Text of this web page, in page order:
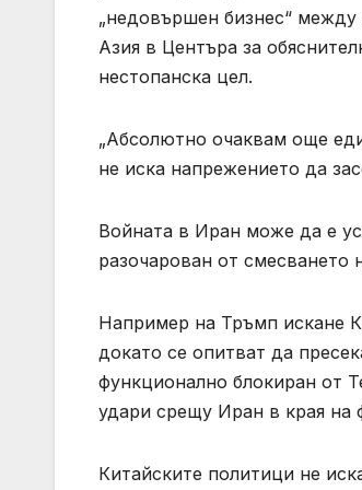
„недовършен бизнес“
Азия в Центъра за
нестопанска цел.
„Абсолютно очаквам още
не иска напрежението да
Войната в Иран може да е
разочарован от смесването
Например на Тръмп искане
докато се опитват да
функционално блокиран от
удари срещу Иран в края на
Китайските политици не